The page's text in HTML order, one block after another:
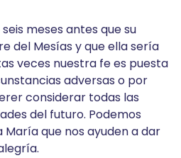
meses antes que su
del Mesías y que ella sería
veces nuestra fe es puesta
adversas o por
considerar todas las
del futuro. Podemos
María que nos ayuden a dar